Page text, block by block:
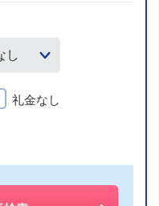
礼金なし